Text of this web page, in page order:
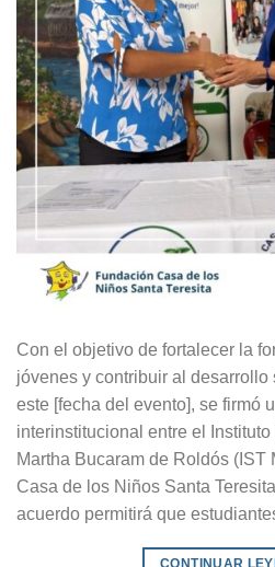
Con el objetivo de fortalecer la
jóvenes y contribuir al
este [fecha del evento], se firmó
interinstitucional entre el
Martha Bucaram de Roldós (IST
Casa de los Niños Santa
acuerdo permitirá que
CONTINUAR